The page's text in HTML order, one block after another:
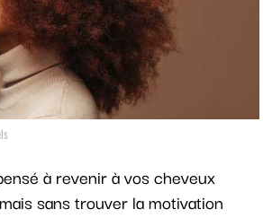
à revenir à vos cheveux
sans trouver la motivation